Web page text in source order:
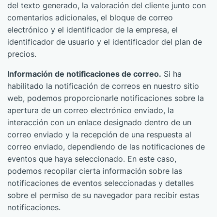
del texto generado, la valoración del cliente junto con
comentarios adicionales, el bloque de correo
electrónico y el identificador de la empresa, el
identificador de usuario y el identificador del plan de
precios.
Información de notificaciones de correo. Si ha
habilitado la notificación de correos en nuestro sitio
web, podemos proporcionarle notificaciones sobre la
apertura de un correo electrónico enviado, la
interacción con un enlace designado dentro de un
correo enviado y la recepción de una respuesta al
correo enviado, dependiendo de las notificaciones de
eventos que haya seleccionado. En este caso,
podemos recopilar cierta información sobre las
notificaciones de eventos seleccionadas y detalles
sobre el permiso de su navegador para recibir estas
notificaciones.